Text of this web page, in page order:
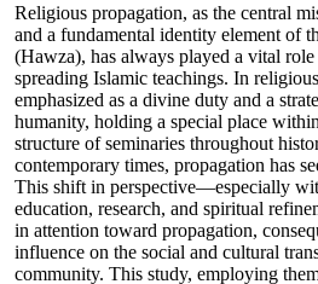
Religious propagation, as the central
and a fundamental identity element of
(Hawza), has always played a vital
spreading Islamic teachings. In
emphasized as a divine duty and a
humanity, holding a special place
structure of seminaries throughout
contemporary times, propagation has
This shift in perspective—especially
education, research, and spiritual
in attention toward propagation,
influence on the social and cultural
community. This study, employing